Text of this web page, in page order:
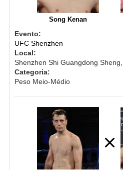
Song Kenan
Evento:
UFC Shenzhen
Local:
Shenzhen Shi Guangdong
Categoria:
Peso Meio-Médio